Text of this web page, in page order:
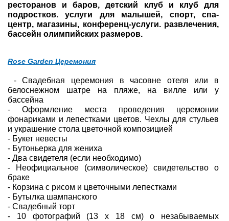
Авиабилеты
Туристическая страховка
Отзывы
ресторанов и баров, детский клуб и клуб для
подростков. услуги для малышей, спорт, спа-
центр, магазины, конференц-услуги. развлечения,
бассейн олимпийских размеров.
Rose Garden Церемония
- Свадебная церемония в часовне отеля или в
белоснежном шатре на пляже, на вилле или у
бассейна
- Оформление места проведения церемонии
фонариками и лепестками цветов. Чехлы для стульев
и украшение стола цветочной композицией
- Букет невесты
- Бутоньерка для жениха
- Два свидетеля (если необходимо)
- Неофициальное (символическое) свидетельство о
браке
- Корзина с рисом и цветочными лепестками
- Бутылка шампанского
- Свадебный торт
- 10 фотографий (13 x 18 см) о незабываемых